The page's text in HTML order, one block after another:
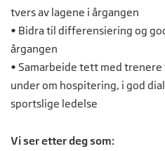
tvers av lagene i årgangen
• Bidra til differensiering og
årgangen
• Samarbeide tett med
under om hospitering, i god
sportslige ledelse
Vi ser etter deg som: